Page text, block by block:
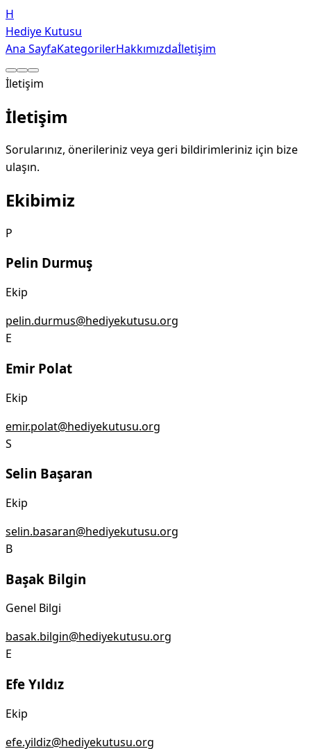
H
Hediye Kutusu
Ana SayfaKategorilerHakkımızdaİletişim
İletişim
İletişim
Sorularınız, önerileriniz veya geri bildirimleriniz için bize
ulaşın.
Ekibimiz
P
Pelin Durmuş
Ekip
pelin.durmus@hediyekutusu.org
E
Emir Polat
Ekip
emir.polat@hediyekutusu.org
S
Selin Başaran
Ekip
selin.basaran@hediyekutusu.org
B
Başak Bilgin
Genel Bilgi
basak.bilgin@hediyekutusu.org
E
Efe Yıldız
Ekip
efe.yildiz@hediyekutusu.org